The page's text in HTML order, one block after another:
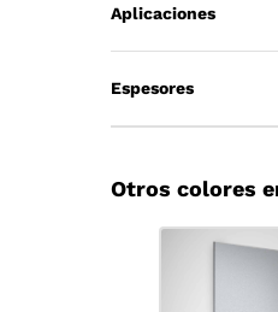
Aplicaciones
Espesores
Otros colores